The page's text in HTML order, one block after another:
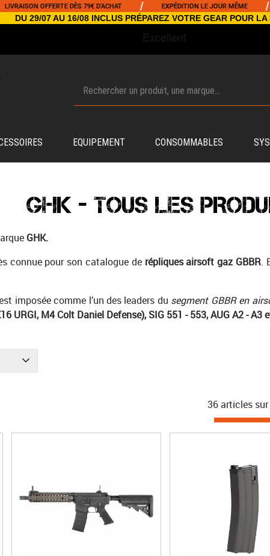
OFFERTE DÈS 79€ D'ACHAT / EXPÉDITION LE JOUR MÊME /
DU 29/07 AU 16/08 INCLUS PRÉPAREZ VOTRE GEAR POUR
EQUIPEMENT CONSOMMABLES
GHK - TOUS LES
GHK.
connue pour son catalogue de répliques airsoft gaz GBBR.
imposée comme l’un des leaders du segment GBBR en
URGI, M4 Colt Daniel Defense), SIG 551 - 553, AUG A2 - A3
36 articles sur